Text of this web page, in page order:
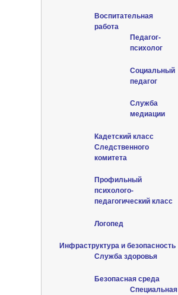
Воспитательная
работа
Педагог-
психолог
Социальный
педагог
Служба
медиации
Кадетский класс
Следственного
комитета
Профильный
психолого-
педагогический класс
Логопед
Инфраструктура и безопасность
Служба здоровья
Безопасная среда
Специальная